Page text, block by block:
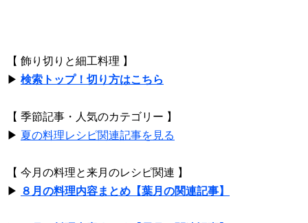
【 飾り切りと細工料理 】
▶ 検索トップ！切り方はこちら
【 季節記事・人気のカテゴリー 】
▶ 夏の料理レシピ関連記事を見る
【 今月の料理と来月のレシピ関連 】
▶ ８月の料理内容まとめ【葉月の関連記事】